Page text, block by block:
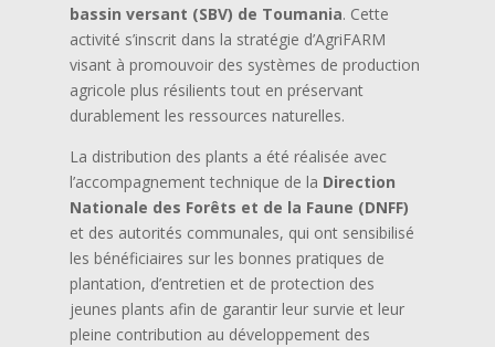
bassin versant (SBV) de Toumania. Cette
activité s’inscrit dans la stratégie d’AgriFARM
visant à promouvoir des systèmes de production
agricole plus résilients tout en préservant
durablement les ressources naturelles.
La distribution des plants a été réalisée avec
l’accompagnement technique de la Direction
Nationale des Forêts et de la Faune (DNFF)
et des autorités communales, qui ont sensibilisé
les bénéficiaires sur les bonnes pratiques de
plantation, d’entretien et de protection des
jeunes plants afin de garantir leur survie et leur
pleine contribution au développement des